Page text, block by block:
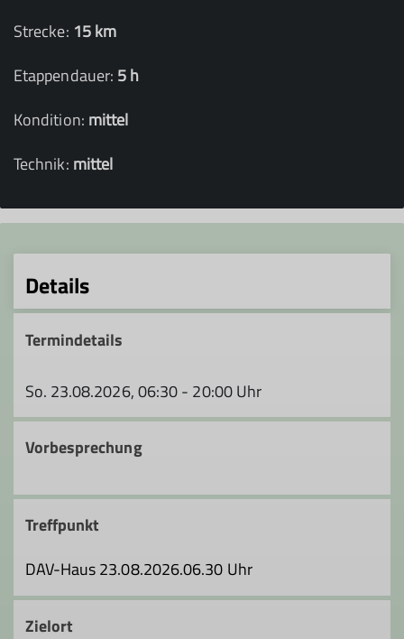
Strecke: 15 km
Etappendauer: 5 h
Kondition: mittel
Technik: mittel
Details
Termindetails
So. 23.08.2026, 06:30 - 20:00 Uhr
Vorbesprechung
Treffpunkt
DAV-Haus 23.08.2026.06.30 Uhr
Zielort